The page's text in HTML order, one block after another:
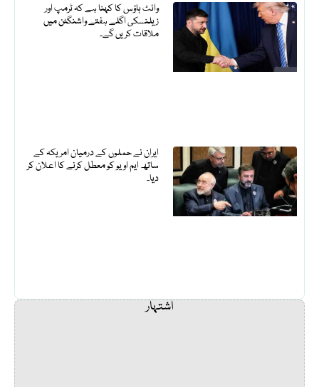
وائٹ ہاؤس کا کہنا ہے کہ ٹرمپ اور
زیلنسکی اگلے ہفتے واشنگٹن میں
ملاقات کریں گے۔
ایران نے حملوں کے درمیان امریکہ کے
ساتھ ایم او یو کو معطل کرنے کا اعلان کر
دیا۔
اشتہار